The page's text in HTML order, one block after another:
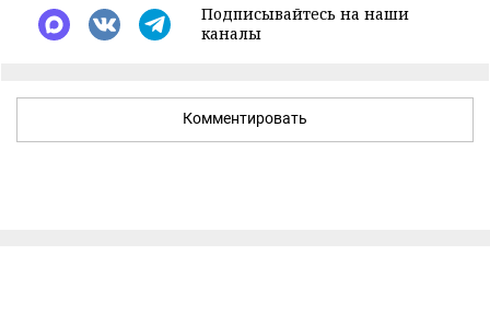
Подписывайтесь на наши
каналы
Комментировать